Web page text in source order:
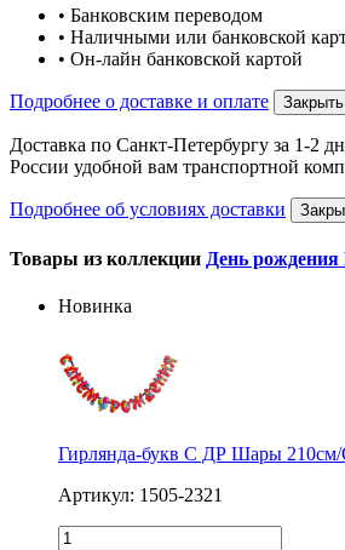
• Банковским переводом
• Наличными или банковской
• Он-лайн банковской картой
Подробнее о доставке и оплате Закрыть
Доставка по Санкт-Петербургу за 1-2
России удобной вам транспортной
Подробнее об условиях доставки
Товары из коллекции День
Новинка
Гирлянда-букв С ДР Шары 210см/
Артикул: 1505-2321